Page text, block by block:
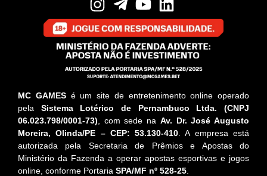
MC GAMESé um site de entretenimento online operado
pela Sistema Lotérico de Pernambuco Ltda. (CNPJ
06.023.798/0001-73) , com sede na Av. Dr. José Augusto
Moreira, Olinda/PE – CEP: 53.130-410 . A empresa está
autorizada pela Secretaria de Prêmios e Apostas do
Ministério da Fazenda a operar apostas esportivas e jogos
online, conforme Portaria SPA/MF nº 528-25